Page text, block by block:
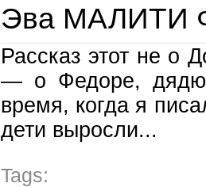
Эва МАЛИТИ
Рассказ этот не о
— о Федоре,
время, когда я
дети выросли...
Tags: